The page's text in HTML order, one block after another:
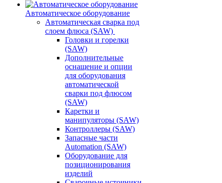
Автоматическое оборудование
Автоматическая сварка под
слоем флюса (SAW)
Головки и горелки
(SAW)
Дополнительные
оснащение и опции
для оборудования
автоматической
сварки под флюсом
(SAW)
Каретки и
манипуляторы (SAW)
Контроллеры (SAW)
Запасные части
Automation (SAW)
Оборудование для
позиционирования
изделий